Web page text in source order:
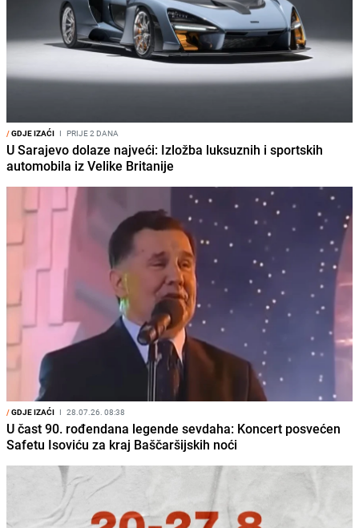
/GDJE IZAĆI I PRIJE 2 DANA
U Sarajevo dolaze najveći: Izložba luksuznih i sportskih
automobila iz Velike Britanije
/GDJE IZAĆI I 28.07.26. 08:38
U čast 90. rođendana legende sevdaha: Koncert posvećen
Safetu Isoviću za kraj Baščaršijskih noći